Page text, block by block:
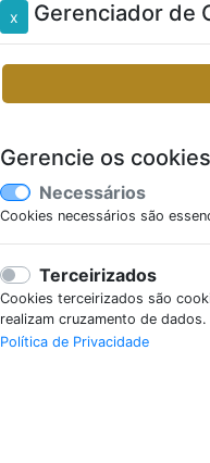
Gerenciador de
x
Gerencie os
Necessários
Cookies necessários são
Terceirizados
Cookies terceirizados são
realizam cruzamento de
Política de Privacidade